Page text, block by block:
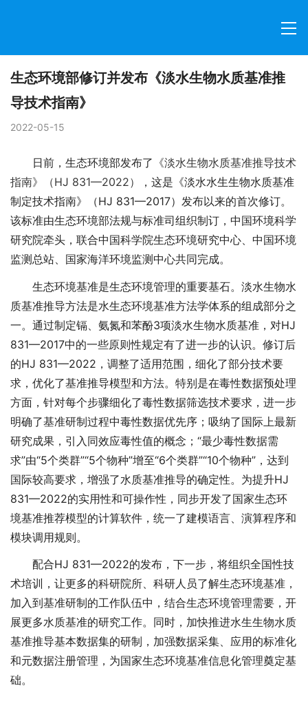
生态环境部修订并发布《淡水生物水质基准推
导技术指南》
2022-05-15
日前，生态环境部发布了 《淡水生物水质基准推导技术
指南》（HJ 831—2022）
，这是《淡水水生生物水质基准
制定技术指南》（HJ 831—2017）发布以来的首次修订。
该标准由生态环境部法规与标准司组织制订，中国环境科学
研究院牵头，联合中国科学院生态环境研究中心、中国环境
监测总站、国家海洋环境监测中心共同完成。
生态环境基准是生态环境管理的重要基石。淡水生物水
质基准推导方法是水生态环境基准方法学体系的组成部分之
一。通过制定镉、氨氮和苯酚3项淡水生物水质基准，对HJ
831—2017中的一些原则性规定有了进一步的认识。修订后
的HJ 831—2022，调整了适用范围，细化了部分技术要
求，优化了基准推导模型和方法。特别是在毒性数据预处理
方面，针对每个步骤细化了毒性数据筛选技术要求，进一步
明确了基准研制过程中毒性数据优先序；吸纳了国际上最新
研究成果，引入同效应毒性值的概念；“最少毒性数据需
求”由“5个类群”“5个物种”增至“6个类群”“10个物种”，达到
国际较高要求，增强了水质基准推导的确定性。为提升HJ
831—2022的实用性和可操作性，同步开发了国家生态环
境基准推荐模型的计算软件，统一了建模语言、演算程序和
模块调用规则。
配合HJ 831—2022的发布，下一步，将组织全国性技
术培训，让更多的科研院所、科研人员了解生态环境基准，
加入到基准研制的工作队伍中，结合生态环境管理需要，开
展更多水质基准的研究工作。同时，加快推进水生生物水质
基准推导基本数据集的研制，加强数据采集、应用的标准化
和元数据注册管理，为国家生态环境基准信息化管理奠定基
础。